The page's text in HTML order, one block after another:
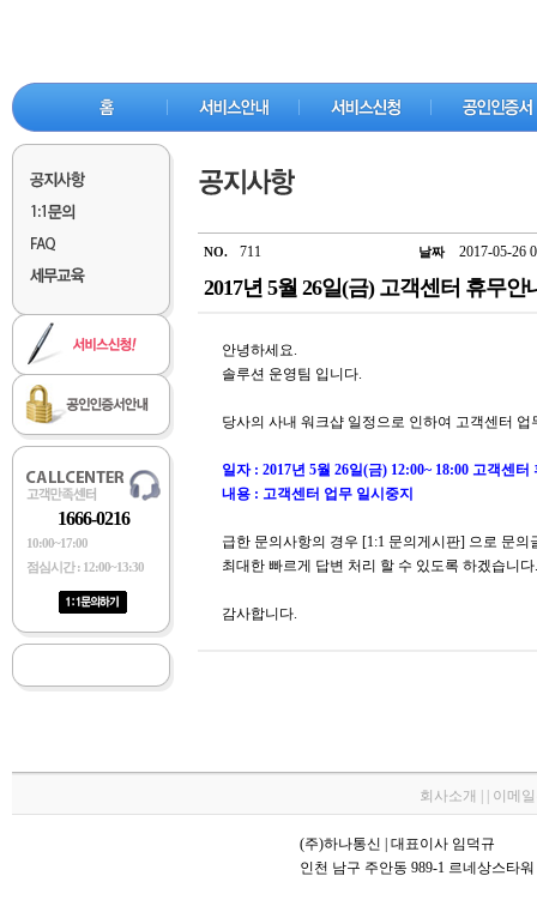
1666-0216
10:00~17:00
점심시간 : 12:00~13:30
NO. 711 날짜 2017-05-26
2017년 5월 26일(금) 고객센터 휴무안
안녕하세요.
솔루션 운영팀 입니다.
당사의 사내 워크샵 일정으로 인하여 고객센터
일자 : 2017년 5월 26일(금) 12:00~ 18:00 고객센터
내용 : 고객센터 업무 일시중지
급한 문의사항의 경우 [1:1 문의게시판] 으로 문의
최대한 빠르게 답변 처리 할 수 있도록 하겠습니다.
감사합니다.
회사소개 | | 이메
(주)하나통신 | 대표이사 임덕규
인천 남구 주안동 989-1 르네상스타